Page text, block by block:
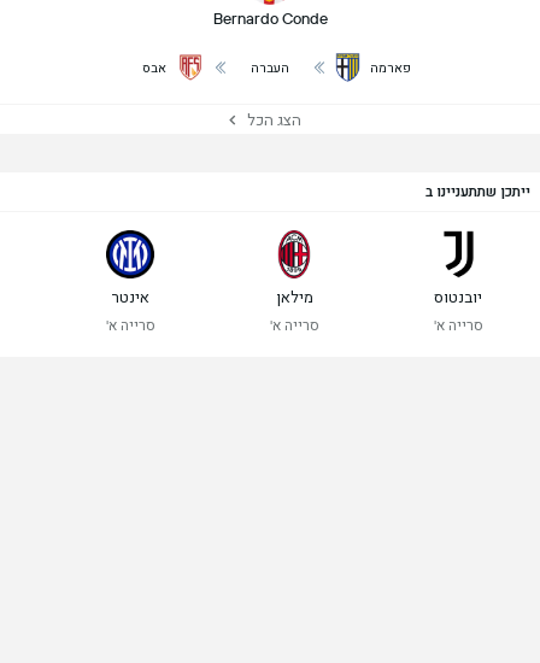
Bernardo Conde
פארמה העברה אבס
הצג הכל
ייתכן שתתעניינו ב
יובנטוס
סרייה א'
מילאן
סרייה א'
אינטר
סרייה א'